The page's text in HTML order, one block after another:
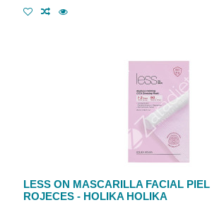
LESS ON MASCARILLA FACIAL
ROJECES - HOLIKA HOLIKA